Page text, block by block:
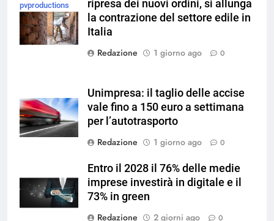
pvproductions
su Magnific
ripresa dei nuovi ordini, si allunga
la contrazione del settore edile in
Italia
Redazione
1 giorno ago 0
Unimpresa: il taglio delle accise
vale fino a 150 euro a settimana
per l’autotrasporto
Redazione
1 giorno ago 0
Entro il 2028 il 76% delle medie
imprese investirà in digitale e il
73% in green
Redazione
2 giorni ago 0